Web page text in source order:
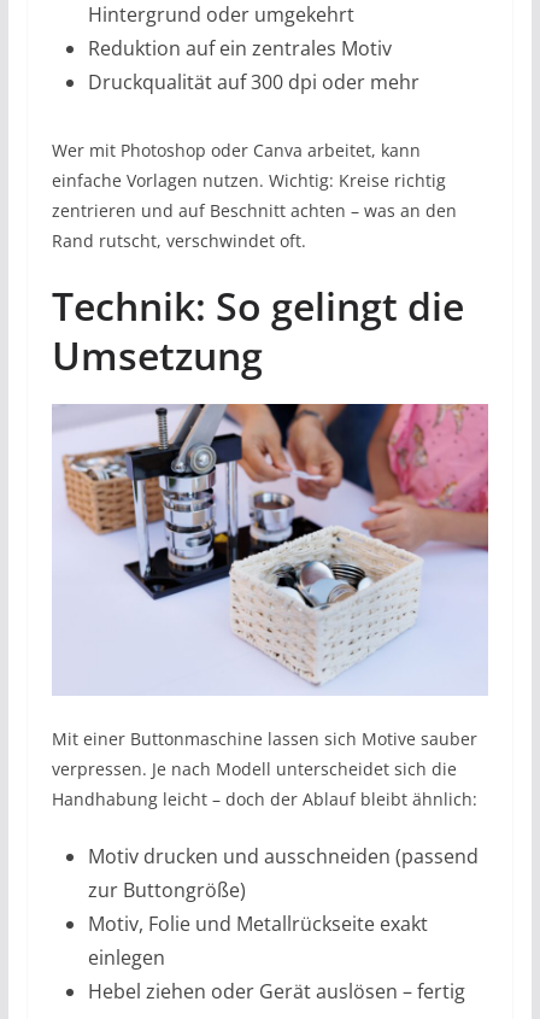
Hintergrund oder umgekehrt
Reduktion auf ein zentrales Motiv
Druckqualität auf 300 dpi oder mehr
Wer mit Photoshop oder Canva arbeitet, kann
einfache Vorlagen nutzen. Wichtig: Kreise richtig
zentrieren und auf Beschnitt achten – was an den
Rand rutscht, verschwindet oft.
Technik: So gelingt die
Umsetzung
Mit einer Buttonmaschine lassen sich Motive sauber
verpressen. Je nach Modell unterscheidet sich die
Handhabung leicht – doch der Ablauf bleibt ähnlich:
Motiv drucken und ausschneiden (passend
zur Buttongröße)
Motiv, Folie und Metallrückseite exakt
einlegen
Hebel ziehen oder Gerät auslösen – fertig